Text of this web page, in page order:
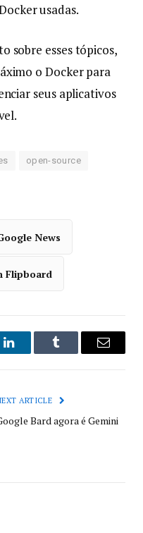
usadas.
sobre esses tópicos,
o Docker para
seus aplicativos
open-source
News
Flipboard
LinkedInTumblr Email
ARTICLE
Bard agora é Gemini